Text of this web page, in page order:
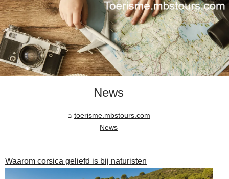
News
toerisme.mbstours.com
News
Waarom corsica geliefd is bij naturisten